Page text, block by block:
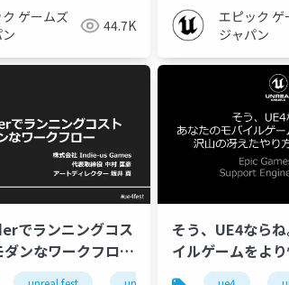
ゲームズ
44.7K
エピック ゲ
ジャパン
でランニングコス
ダンなワークフロー
EAST 2019】
そう、UE4なら
イルゲームをよ
の冴えたやり方